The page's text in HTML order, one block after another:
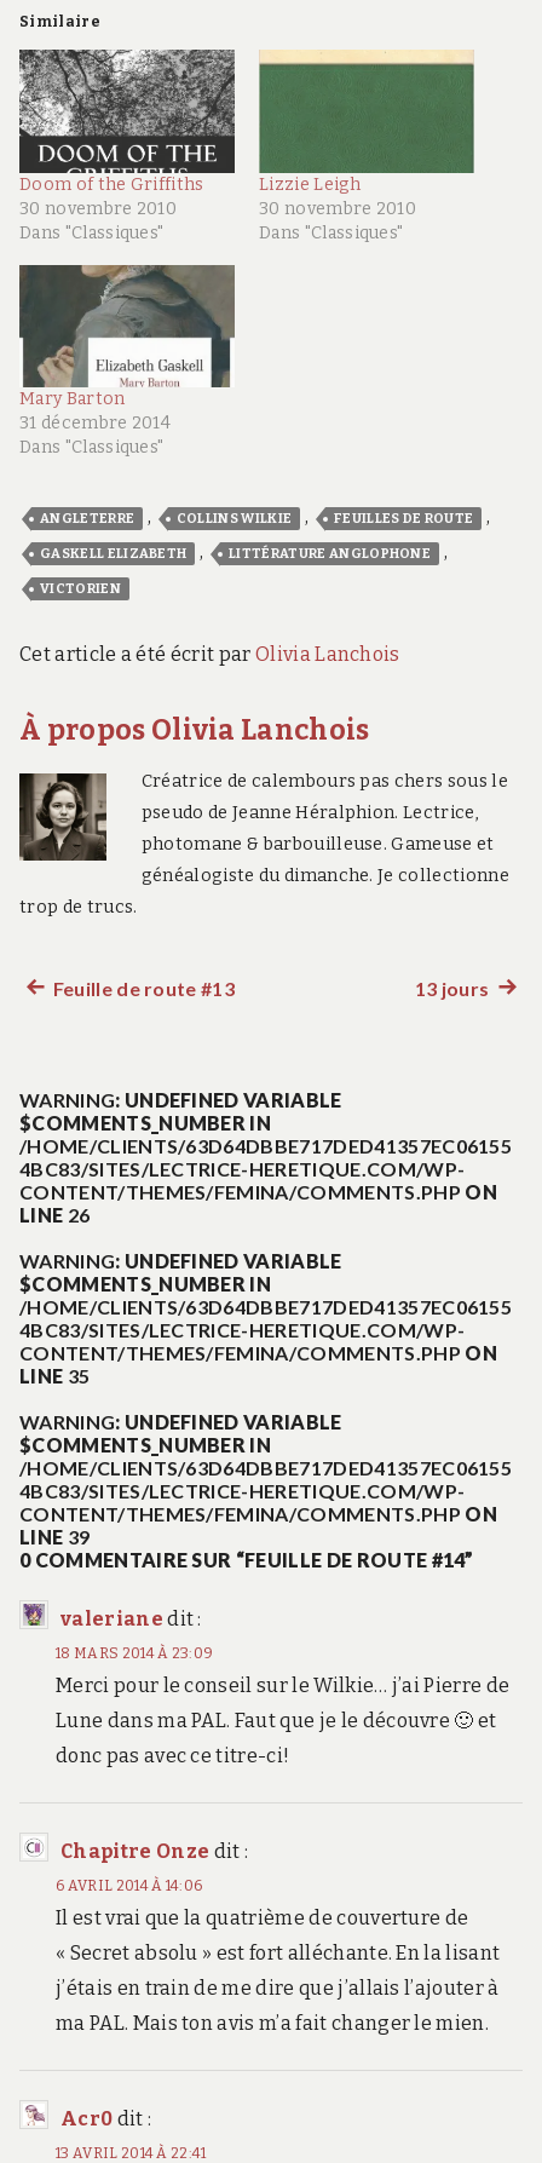
Similaire
Doom of the Griffiths
30 novembre 2010
Dans "Classiques"
Lizzie Leigh
30 novembre 2010
Dans "Classiques"
Mary Barton
31 décembre 2014
Dans "Classiques"
ANGLETERRE , COLLINS WILKIE , FEUILLES DE ROUTE ,
GASKELL ELIZABETH , LITTÉRATURE ANGLOPHONE ,
VICTORIEN
Cet article a été écrit par Olivia Lanchois
À propos Olivia Lanchois
Créatrice de calembours pas chers sous le
pseudo de Jeanne Héralphion. Lectrice,
photomane & barbouilleuse. Gameuse et
généalogiste du dimanche. Je collectionne
trop de trucs.
l’article
Article
Feuille de route #13 13 jours
WARNING: UNDEFINED VARIABLE
$COMMENTS_NUMBER IN
/HOME/CLIENTS/63D64DBBE717DED41357EC06155
4BC83/SITES/LECTRICE-HERETIQUE.COM/WP-
CONTENT/THEMES/FEMINA/COMMENTS.PHP ON
LINE 26
WARNING: UNDEFINED VARIABLE
$COMMENTS_NUMBER IN
/HOME/CLIENTS/63D64DBBE717DED41357EC06155
4BC83/SITES/LECTRICE-HERETIQUE.COM/WP-
CONTENT/THEMES/FEMINA/COMMENTS.PHP ON
LINE 35
WARNING: UNDEFINED VARIABLE
$COMMENTS_NUMBER IN
/HOME/CLIENTS/63D64DBBE717DED41357EC06155
4BC83/SITES/LECTRICE-HERETIQUE.COM/WP-
CONTENT/THEMES/FEMINA/COMMENTS.PHP ON
LINE 39
0 COMMENTAIRE SUR “FEUILLE DE ROUTE #14”
valeriane dit :
18 MARS 2014 À 23:09
Merci pour le conseil sur le Wilkie… j’ai Pierre de
Lune dans ma PAL. Faut que je le découvre 🙂 et
donc pas avec ce titre-ci!
Chapitre Onze dit :
6 AVRIL 2014 À 14:06
Il est vrai que la quatrième de couverture de
« Secret absolu » est fort alléchante. En la lisant
j’étais en train de me dire que j’allais l’ajouter à
ma PAL. Mais ton avis m’a fait changer le mien.
Acr0 dit :
13 AVRIL 2014 À 22:41